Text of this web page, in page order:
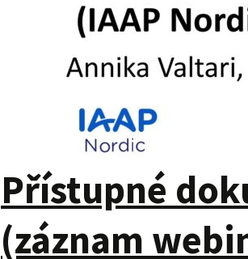
Přístupné
(záznam